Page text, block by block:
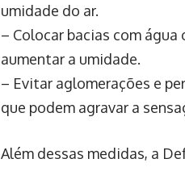
umidade do ar.
– Colocar bacias com
aumentar a umidade.
– Evitar aglomerações e
que podem agravar a
Além dessas medidas, a